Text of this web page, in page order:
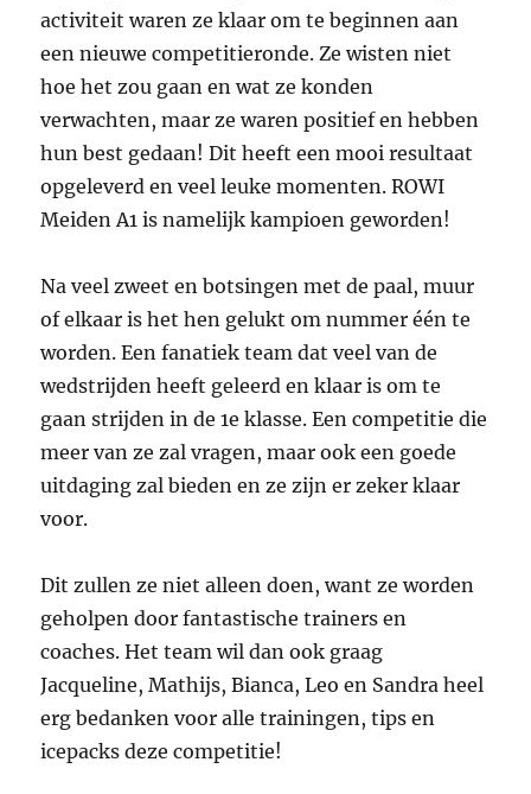
activiteit waren ze klaar om te beginnen aan
een nieuwe competitieronde. Ze wisten niet
hoe het zou gaan en wat ze konden
verwachten, maar ze waren positief en hebben
hun best gedaan! Dit heeft een mooi resultaat
opgeleverd en veel leuke momenten. ROWI
Meiden A1 is namelijk kampioen geworden!
Na veel zweet en botsingen met de paal, muur
of elkaar is het hen gelukt om nummer één te
worden. Een fanatiek team dat veel van de
wedstrijden heeft geleerd en klaar is om te
gaan strijden in de 1e klasse. Een competitie die
meer van ze zal vragen, maar ook een goede
uitdaging zal bieden en ze zijn er zeker klaar
voor.
Dit zullen ze niet alleen doen, want ze worden
geholpen door fantastische trainers en
coaches. Het team wil dan ook graag
Jacqueline, Mathijs, Bianca, Leo en Sandra heel
erg bedanken voor alle trainingen, tips en
icepacks deze competitie!